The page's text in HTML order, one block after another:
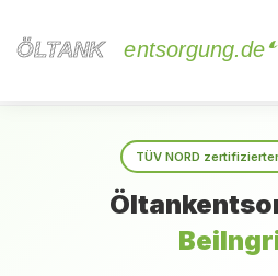
ÖLTANK
ÖLTANK entsorgung.de
TÜV NORD